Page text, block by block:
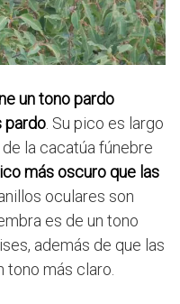
un tono pardo
pardo. Su pico es largo
la cacatúa fúnebre
más oscuro que las
oculares son
es de un tono
además de que las
tono más claro.